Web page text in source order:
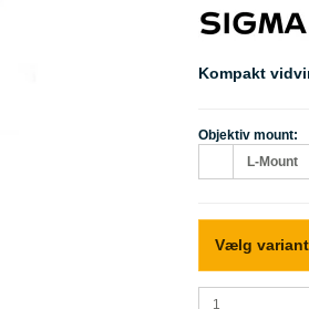
Kompakt
Objektiv mount:
L-Mount
Vælg variant